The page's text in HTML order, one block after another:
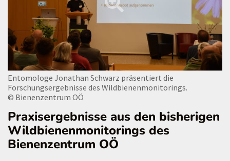
Entomologe Jonathan Schwarz präsentiert die
Forschungsergebnisse des Wildbienenmonitorings.
© Bienenzentrum OÖ
Praxisergebnisse aus den bisherigen
Wildbienenmonitorings des
Bienenzentrum OÖ